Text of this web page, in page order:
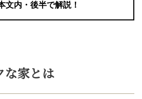
内・後半で解説！
な家とは